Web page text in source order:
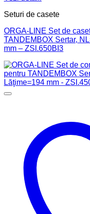
Seturi de casete
ORGA-LINE Set de
TANDEMBOX Sertar,
mm – ZSI.650BI3